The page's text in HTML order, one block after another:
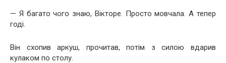
— Я багато чого знаю, Вікторе. Просто мовчала. А тепер
годі.
Він схопив аркуш, прочитав, потім з силою вдарив
кулаком по столу.